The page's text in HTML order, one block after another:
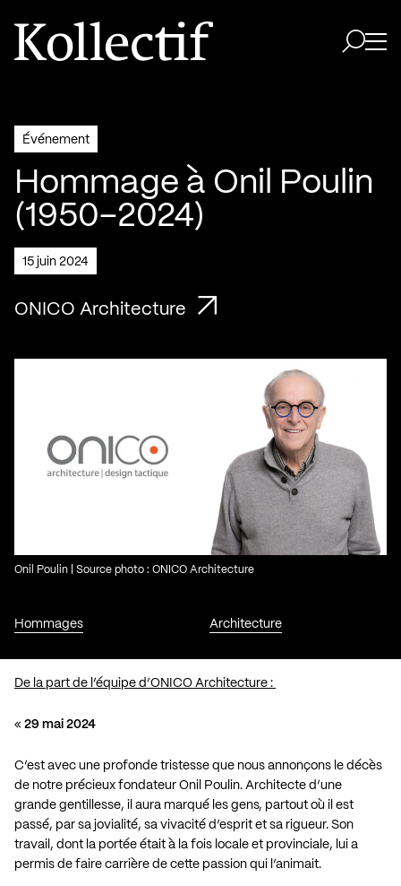
Aller à la page d'accueil
Logo Kollectif
Événement
Hommage à Onil Poulin
(1950–2024)
15 juin 2024
ONICO Architecture
Hommages Architecture
Onil Poulin | Source photo : ONICO Architecture
De la part de l’équipe d’ONICO Architecture :
« 29 mai 2024
C’est avec une profonde tristesse que nous annonçons le décès
de notre précieux fondateur Onil Poulin. Architecte d’une
grande gentillesse, il aura marqué les gens, partout où il est
passé, par sa jovialité, sa vivacité d’esprit et sa rigueur. Son
travail, dont la portée était à la fois locale et provinciale, lui a
permis de faire carrière de cette passion qui l’animait.